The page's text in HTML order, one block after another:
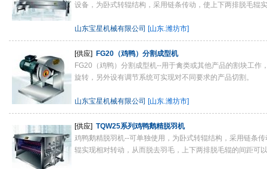
设备，为卧式转辊结构，采用链条传动，使上下两排脱毛辊
山东宝星机械有限公司 [山东.潍坊市]
[供应]
FG20（鸡鸭）分割成型机
FG20（鸡鸭）分割成型机--用于禽类或其他产品的割块工作
旋转，另外设有调节系统可实现对不同要求的产品切割。
山东宝星机械有限公司 [山东.潍坊市]
[供应] TQW25系列鸡鸭鹅精脱羽机
鸡鸭鹅精脱羽机--可单独使用，为卧式转辊结构，采用链条
辊实现相对转动，从而脱去羽毛，上下两排脱毛辊的间距可